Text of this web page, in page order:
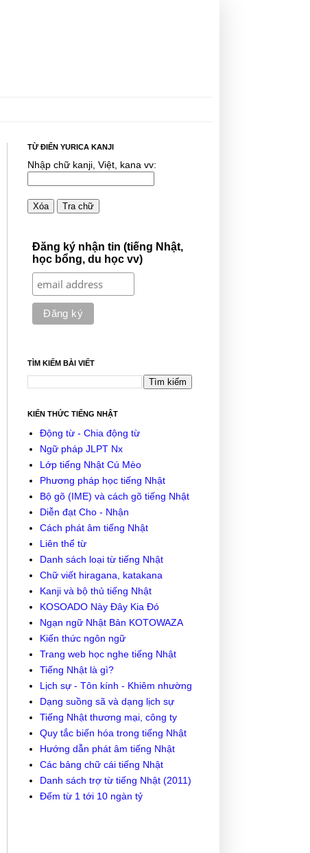
TỪ ĐIỂN YURICA KANJI
Nhập chữ kanji, Việt, kana vv:
Xóa Tra chữ
Đăng ký nhận tin (tiếng Nhật,
học bổng, du học vv)
TÌM KIẾM BÀI VIẾT
KIẾN THỨC TIẾNG NHẬT
Động từ - Chia động từ
Ngữ pháp JLPT Nx
Lớp tiếng Nhật Cú Mèo
Phương pháp học tiếng Nhật
Bộ gõ (IME) và cách gõ tiếng Nhật
Diễn đạt Cho - Nhận
Cách phát âm tiếng Nhật
Liên thể từ
Danh sách loại từ tiếng Nhật
Chữ viết hiragana, katakana
Kanji và bộ thủ tiếng Nhật
KOSOADO Này Đây Kia Đó
Ngạn ngữ Nhật Bản KOTOWAZA
Kiến thức ngôn ngữ
Trang web học nghe tiếng Nhật
Tiếng Nhật là gì?
Lịch sự - Tôn kính - Khiêm nhường
Dạng suồng sã và dạng lịch sự
Tiếng Nhật thương mại, công ty
Quy tắc biến hóa trong tiếng Nhật
Hướng dẫn phát âm tiếng Nhật
Các bảng chữ cái tiếng Nhật
Danh sách trợ từ tiếng Nhật (2011)
Đếm từ 1 tới 10 ngàn tỷ